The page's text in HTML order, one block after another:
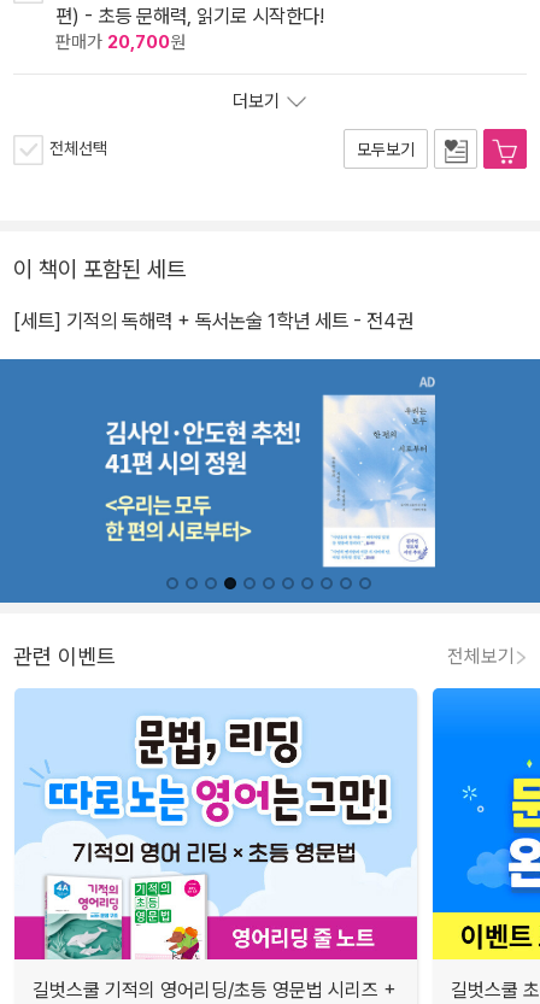
편) - 초등 문해력, 읽기로 시작한다!
판매가 20,700원
더보기
전체선택 모두보기
이 책이 포함된 세트
[세트] 기적의 독해력 + 독서논술 1학년 세트 - 전4권
관련 이벤트 전체보기
길벗스쿨 기적의 영어리딩/초등 영문법 시리즈 +
길벗스쿨